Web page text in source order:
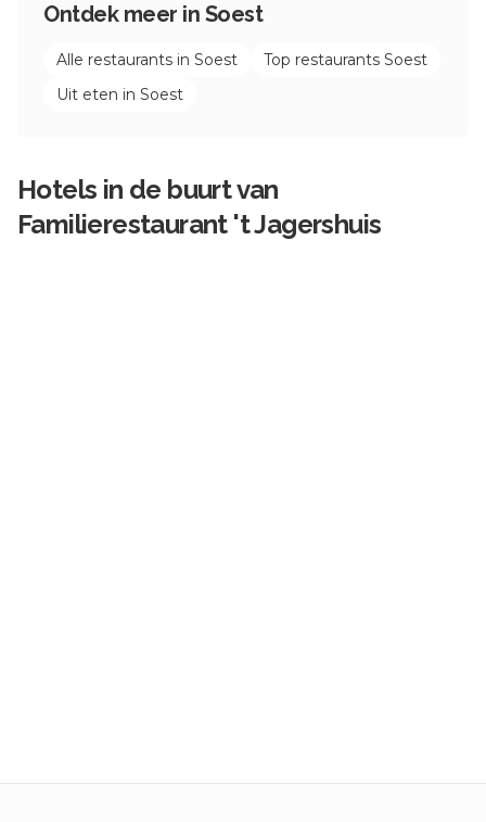
Ontdek meer in Soest
Alle restaurants in Soest Top restaurants Soest
Uit eten in Soest
Hotels in de buurt van
Familierestaurant 't Jagershuis